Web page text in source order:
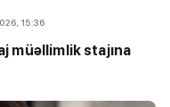
15:36
müəllimlik stajına